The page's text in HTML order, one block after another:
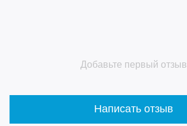
Добавьте первый отзыв
Написать отзыв